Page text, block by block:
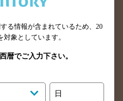
和歌山県のバー検索
鳥取県のバー検索
徳島県のバー検索
福岡県のバー検索
佐賀県のバー検索
る情報が含まれているため、 20
対象としています。
暦でご入力下さい。
日